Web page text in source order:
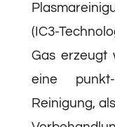
(IC3-
Gas erzeugt
eine
Reinigung,